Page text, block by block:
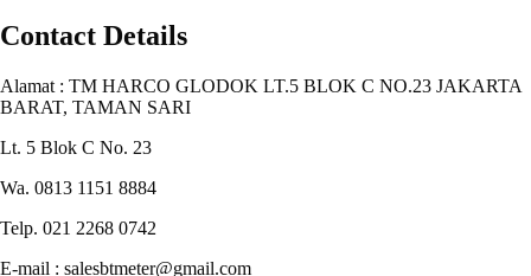
Contact Details
Alamat : TM HARCO GLODOK LT.5 BLOK C NO.23 JAKARTA
BARAT, TAMAN SARI
Lt. 5 Blok C No. 23
Wa. 0813 1151 8884
Telp. 021 2268 0742
E-mail : salesbtmeter@gmail.com